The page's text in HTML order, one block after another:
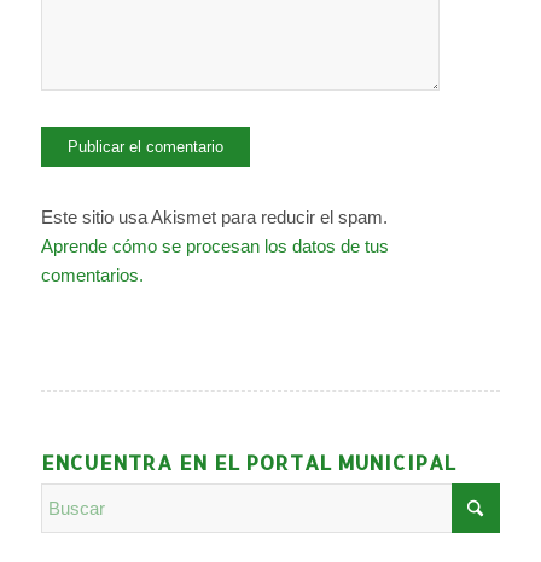
Este sitio usa Akismet para reducir el spam.
Aprende cómo se procesan los datos de tus
comentarios.
ENCUENTRA EN EL PORTAL MUNICIPAL